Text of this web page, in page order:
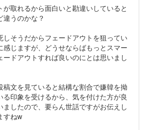
が取れるから面白いと勘違いしていると
違うのかな？
しそうだからフェードアウトを狙ってい
感じますが、どうせならばもっとスマー
ードアウトすれば良いのにとは思いまし
稿文を見ていると結構な割合で嫌韓を拗
る印象を受けるから、気を付けた方が良
ましたので、要らん世話ですがお伝えし
すねw